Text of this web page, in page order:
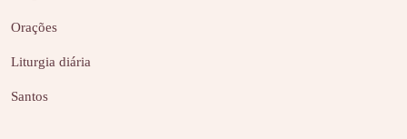
Orações
Liturgia diária
Santos